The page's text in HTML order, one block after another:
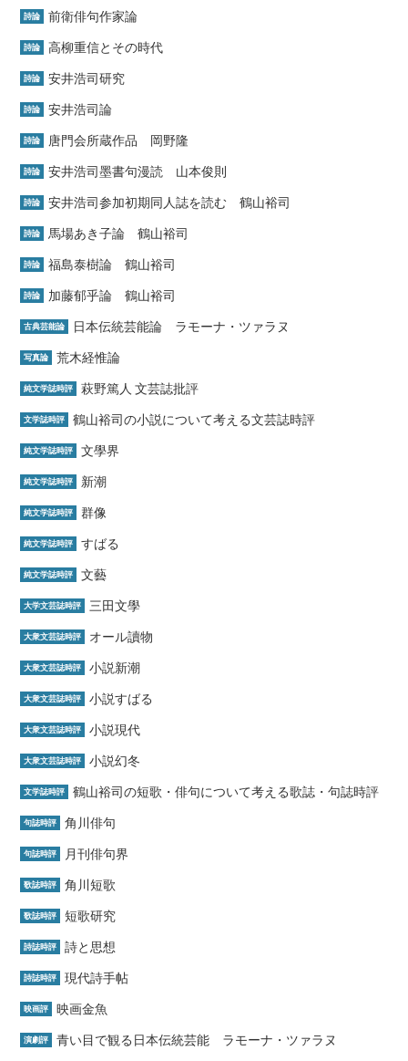
詩論 前衛俳句作家論
詩論 高柳重信とその時代
詩論 安井浩司研究
詩論 安井浩司論
詩論 唐門会所蔵作品 岡野隆
詩論 安井浩司墨書句漫読 山本俊則
詩論 安井浩司参加初期同人誌を読む 鶴山裕司
詩論 馬場あき子論 鶴山裕司
詩論 福島泰樹論 鶴山裕司
詩論 加藤郁乎論 鶴山裕司
古典芸能論 日本伝統芸能論 ラモーナ・ツァラヌ
写真論 荒木経惟論
純文学誌時評 萩野篤人 文芸誌批評
文学誌時評 鶴山裕司の小説について考える文芸誌時評
純文学誌時評 文學界
純文学誌時評 新潮
純文学誌時評 群像
純文学誌時評 すばる
純文学誌時評 文藝
大学文芸誌時評 三田文學
大衆文芸誌時評 オール讀物
大衆文芸誌時評 小説新潮
大衆文芸誌時評 小説すばる
大衆文芸誌時評 小説現代
大衆文芸誌時評 小説幻冬
文学誌時評 鶴山裕司の短歌・俳句について考える歌誌・句誌時評
句誌時評 角川俳句
句誌時評 月刊俳句界
歌誌時評 角川短歌
歌誌時評 短歌研究
詩誌時評 詩と思想
詩誌時評 現代詩手帖
映画評 映画金魚
演劇評 青い目で観る日本伝統芸能 ラモーナ・ツァラヌ